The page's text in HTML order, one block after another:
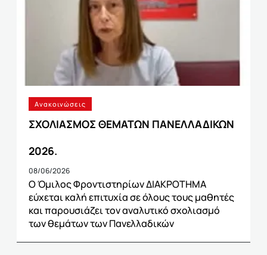
Ανακοινώσεις
ΣΧΟΛΙΑΣΜΟΣ ΘΕΜΑΤΩΝ ΠΑΝΕΛΛΑΔΙΚΩΝ
2026.
08/06/2026
Ο Όμιλος Φροντιστηρίων ΔΙΑΚΡΟΤΗΜΑ
εύχεται καλή επιτυχία σε όλους τους μαθητές
και παρουσιάζει τον αναλυτικό σχολιασμό
των θεμάτων των Πανελλαδικών